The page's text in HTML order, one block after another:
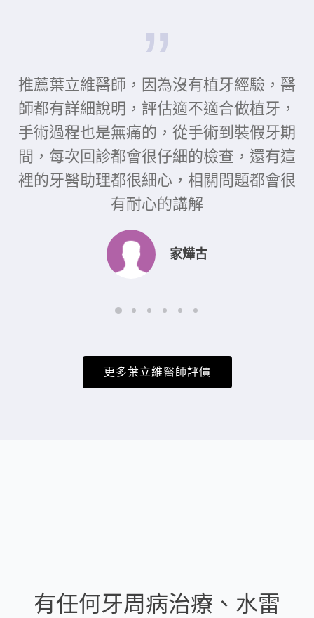
推薦葉立維醫師，因為沒有植牙經驗，醫
師都有詳細說明，評估適不適合做植牙，
手術過程也是無痛的，從手術到裝假牙期
間，每次回診都會很仔細的檢查，還有這
裡的牙醫助理都很細心，相關問題都會很
有耐心的講解
家燁古
更多葉立維醫師評價
有任何牙周病治療、水雷